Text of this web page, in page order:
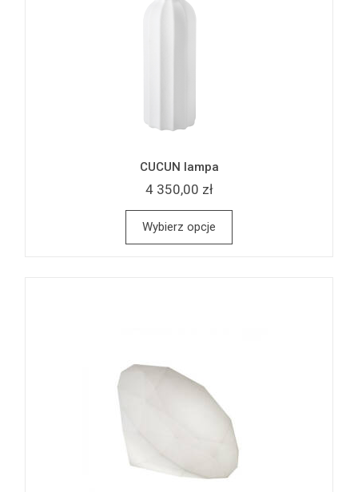
CUCUN lampa
4 350,00 zł
Wybierz opcje